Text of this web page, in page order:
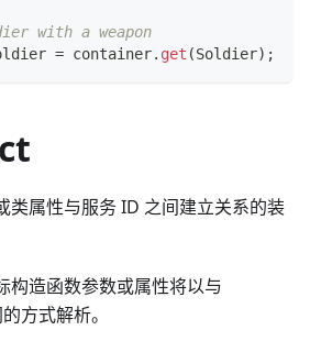
with a weapon
= container. get (Soldier) ;
类属性与服务 ID 之间建立关系的装
构造函数参数或属性将以与
方式解析。